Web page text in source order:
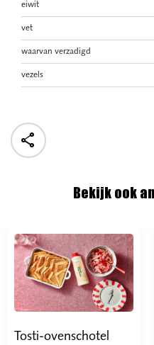
eiwit
vet
waarvan verzadigd
vezels

Bekijk ook
Tosti-ovenschotel